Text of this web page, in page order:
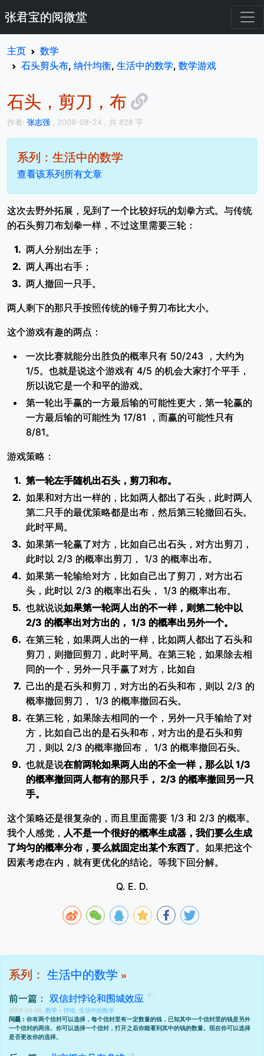
张君宝的阅微堂
主页
数学
石头剪头布, 纳什均衡, 生活中的数学, 数学游戏
石头，剪刀，布
作者: 张志强 , 2009-08-24 , 共 828 字
系列：生活中的数学
查看该系列所有文章
这次去野外拓展，见到了一个比较好玩的划拳方式。与传统
的石头剪刀布划拳一样，不过这里需要三轮：
两人分别出左手；
两人再出右手；
两人撤回一只手。
两人剩下的那只手按照传统的锤子剪刀布比大小。
这个游戏有趣的两点：
一次比赛就能分出胜负的概率只有 50/243 ，大约为
1/5。也就是说这个游戏有 4/5 的机会大家打个平手，
所以说它是一个和平的游戏。
第一轮出手赢的一方最后输的可能性更大，第一轮赢的
一方最后输的可能性为 17/81 ，而赢的可能性只有
8/81。
游戏策略：
第一轮左手随机出石头，剪刀和布。
如果和对方出一样的，比如两人都出了石头，此时两人
第二只手的最优策略都是出布，然后第三轮撤回石头。
此时平局。
如果第一轮赢了对方，比如自己出石头，对方出剪刀，
此时以 2/3 的概率出剪刀， 1/3 的概率出布。
如果第一轮输给对方，比如自己出了剪刀，对方出石
头，此时以 2/3 的概率出石头， 1/3 的概率出布。
也就说说如果第一轮两人出的不一样，则第二轮中以
2/3 的概率出对方出的， 1/3 的概率出另外一个。
在第三轮，如果两人出的一样，比如两人都出了石头和
剪刀，则撤回剪刀，此时平局。在第三轮，如果除去相
同的一个，另外一只手赢了对方，比如自
己出的是石头和剪刀，对方出的石头和布，则以 2/3 的
概率撤回剪刀， 1/3 的概率撤回石头。
在第三轮，如果除去相同的一个，另外一只手输给了对
方，比如自己出的是石头和布，对方出的是石头和剪
刀，则以 2/3 的概率撤回布， 1/3 的概率撤回石头。
也就是说在前两轮如果两人出的不全一样，那么以 1/3
的概率撤回两人都有的那只手， 2/3 的概率撤回另一只
手。
这个策略还是很复杂的，而且里面需要 1/3 和 2/3 的概率。
我个人感觉， 人不是一个很好的概率生成器，我们要么生成
了均匀的概率分布，要么就固定出某个东西了。如果把这个
因素考虑在内，就有更优化的结论。等我下回分解。
Q. E. D.
系列： 生活中的数学 »
前一篇： 双信封悖论和围城效应
2009-02-26, 数学 » 悖论 生活中的数学
问题： 你有两个信封可以选择，每个信封里有一定数量的钱，已知其中一个信封里的钱是另外
一个信封的两倍。你可以选择一个信封，打开之后你能看到其中的钱的数量。现在你可以选择
是否更改你的选择。